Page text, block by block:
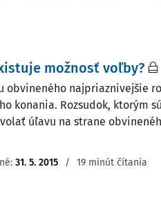
možnosť voľby?
obvineného najpriaznivejšie
konania. Rozsudok, ktorým
úľavu na strane
31. 5. 2015 / 19 minút čítania